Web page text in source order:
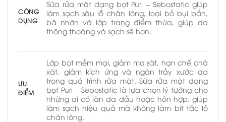
CÔNG
DỤNG
Sữa rửa mặt dạng bọt Puri – Sebostatic giúp
làm sạch sâu lỗ chân lông, loại bỏ bụi bẩn,
bã nhờn và lớp trang điểm thừa, giúp da
thông thoáng và sạch sẽ hơn.
ƯU
ĐIỂM
Lớp bọt mềm mại, giảm ma sát, hạn chế chà
xát, giảm kích ứng và ngăn trầy xước da
trong quá trình rửa mặt. Sữa rửa mặt dạng
bọt Puri – Sebostatic là lựa chọn lý tưởng cho
những ai có làn da dầu hoặc hỗn hợp, giúp
làm sạch hiệu quả mà không làm bít tắc lỗ
chân lông.